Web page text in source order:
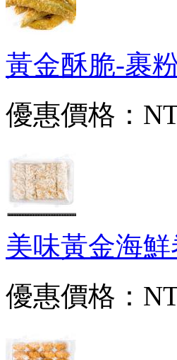
黃金酥脆-裹
優惠價格：
美味黃金海
優惠價格：